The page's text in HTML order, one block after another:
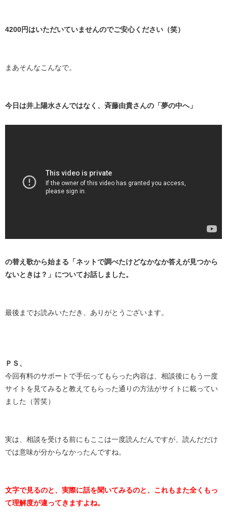
4200円はいただいていませんのでご安心ください（笑）
まあそんなこんなで。
今日は井上陽水さんではなく、斉藤由貴さんの「夢の中へ」
の替え歌から始まる「ネットで調べたけどなかなか答えが見つから
ないときは？」についてお話しました。
最後までお読みいただき、ありがとうございます。
ＰＳ、
今回有料のサポートで手伝ってもらった内容は、相談後にもう一度
サイトを見てみると教えてもらった通りの方法がサイトに載ってい
ました（苦笑）
実は、相談を受ける前にもここは一度読んだんですが、読んだだけ
では意味が分からなかったんですね。
文字で見るのと、実際に話を聞いてみるのと、これもまた全くもっ
て理解度が違ってきますよね。